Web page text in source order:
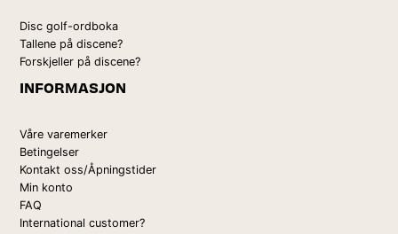
Disc golf-ordboka
Tallene på discene?
Forskjeller på discene?
INFORMASJON
Våre varemerker
Betingelser
Kontakt oss/Åpningstider
Min konto
FAQ
International customer?